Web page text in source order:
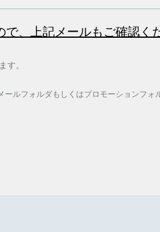
、上記メールもご確認く
す。
ールフォルダもしくはプロモーションフォ